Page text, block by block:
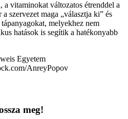
a vitaminokat változatos étrenddel a
szervezet maga „választja ki” és
melyekhez nem
hatások is segítik a hatékonyabb
Egyetem
AnreyPopov
meg!